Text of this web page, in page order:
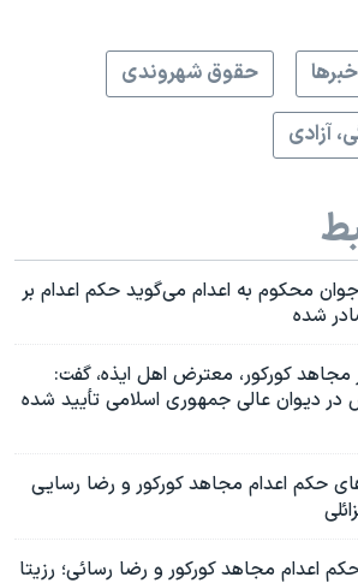
حقوق شهروندی
آزادی
محکوم به اعدام می‌گوید حکم اعدام بر
شده
مجاهد کورکور، معترض اهل ایذه، گفت:
در دیوان عالی جمهوری اسلامی تأیید شده
حکم اعدام مجاهد کورکور و رضا رسایی
حکم اعدام مجاهد کورکور و رضا رسائی؛ رزیتا